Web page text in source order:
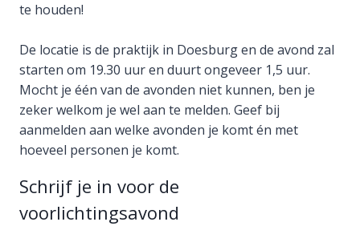
te houden!
De locatie is de praktijk in Doesburg en de avond zal
starten om 19.30 uur en duurt ongeveer 1,5 uur.
Mocht je één van de avonden niet kunnen, ben je
zeker welkom je wel aan te melden. Geef bij
aanmelden aan welke avonden je komt én met
hoeveel personen je komt.
Schrijf je in voor de
voorlichtingsavond